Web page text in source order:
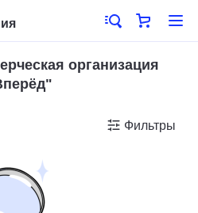
организация
Фильтры